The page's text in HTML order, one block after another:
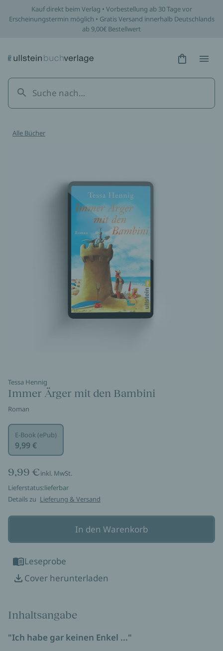
Kauf direkt beim Verlag • Vorbestellung ab 30 Tage vor
Erscheinungstermin möglich • Gratis Versand innerhalb Deutschlands
ab 9,00€ Bestellwert
Hidden
Alle Bücher
Tessa Hennig
Immer Ärger mit den Bambini
Roman
E-Book (ePub)
9,99 €
9,99 €inkl. MwSt.
Lieferstatus:lieferbar
Details zu Lieferung & Versand
In den Warenkorb
Leseprobe
Cover herunterladen
Inhaltsangabe
"Ich habe gar keinen Enkel ..."